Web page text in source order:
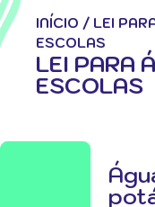
INÍCIO / LEI
ESCOLAS
LEI PARA
ESCOLAS